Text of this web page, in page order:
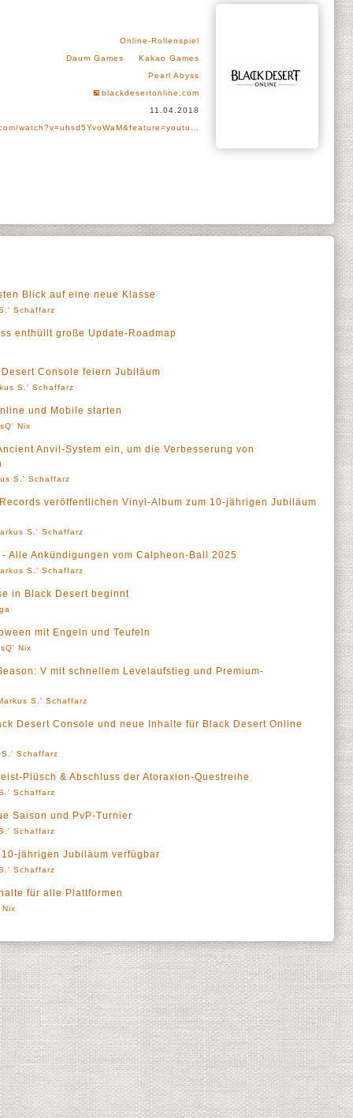
Online-Rollenspiel
Daum Games
Kakao Games
Pearl Abyss
blackdesertonline.com
11.04.2018
watch?v=uhsd5YvoWaM&feature=youtu…
Blick auf eine neue Klasse
Schaffarz
enthüllt große Update-Roadmap
Console feiern Jubiläum
S.' Schaffarz
und Mobile starten
Nix
Anvil-System ein, um die Verbesserung von
S.' Schaffarz
veröffentlichen Vinyl-Album zum 10-jährigen Jubiläum
S.' Schaffarz
Alle Ankündigungen vom Calpheon-Ball 2025
S.' Schaffarz
in Black Desert beginnt
mit Engeln und Teufeln
Nix
V mit schnellem Levelaufstieg und Premium-
S.' Schaffarz
Desert Console und neue Inhalte für Black Desert Online
S.' Schaffarz
Plüsch & Abschluss der Atoraxion-Questreihe
Schaffarz
Saison und PvP-Turnier
Schaffarz
jährigen Jubiläum verfügbar
Schaffarz
für alle Plattformen